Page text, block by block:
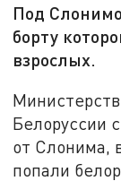
Под
борту
взрослых.
Белоруссии
от Слонима,
попали